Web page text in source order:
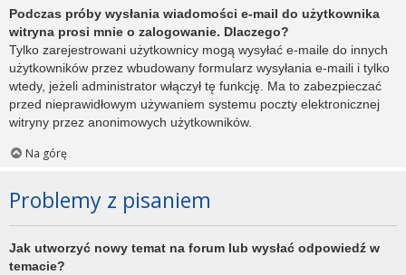
Podczas próby wysłania wiadomości e-mail do użytkownika
witryna prosi mnie o zalogowanie. Dlaczego?
Tylko zarejestrowani użytkownicy mogą wysyłać e-maile do innych
użytkowników przez wbudowany formularz wysyłania e-maili i tylko
wtedy, jeżeli administrator włączył tę funkcję. Ma to zabezpieczać
przed nieprawidłowym używaniem systemu poczty elektronicznej
witryny przez anonimowych użytkowników.
Na górę
Problemy z pisaniem
Jak utworzyć nowy temat na forum lub wysłać odpowiedź w
temacie?